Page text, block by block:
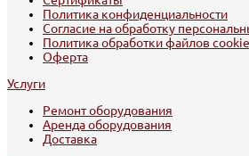
Политика конфиденциальности
Согласие на обработку
Политика обработки файлов cookie
Оферта
Услуги
Ремонт оборудования
Аренда оборудования
Доставка